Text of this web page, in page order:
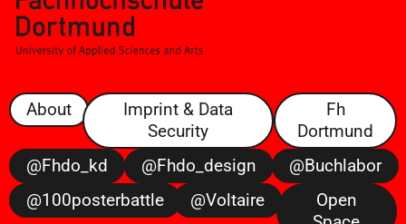
About
Imprint & Data
Security
Fh
Dortmund
@fhdo_kd
@fhdo_design
@buchlabor
@100posterbattle
@voltaire
Open